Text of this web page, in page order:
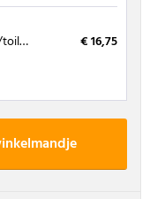
Intersteel Badkamer/toiletslot, magnetisch RVS met sluitkom € 16,75